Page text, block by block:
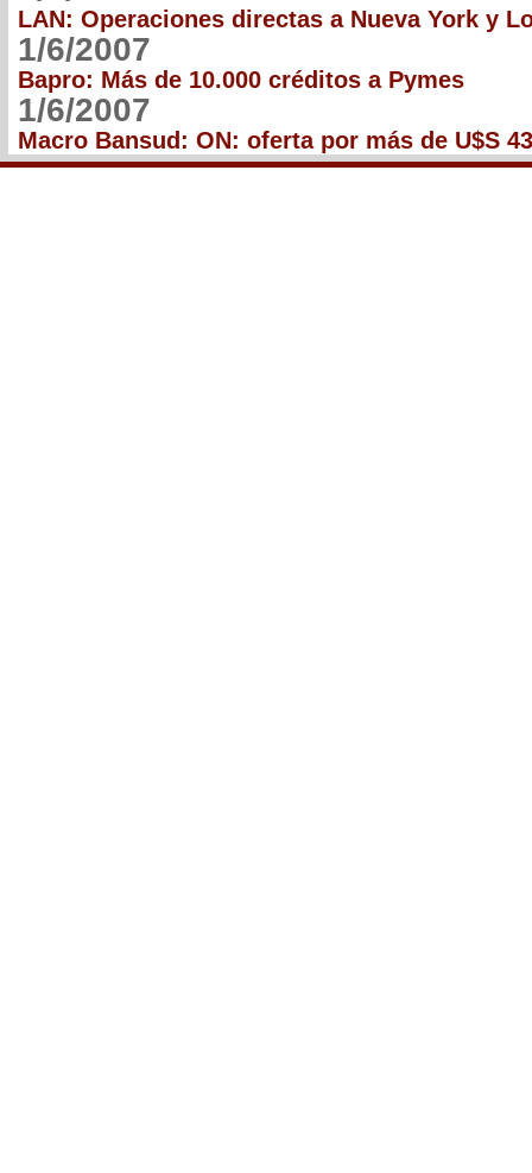
LAN: Operaciones directas a Nueva York y
1/6/2007
Bapro: Más de 10.000 créditos a Pymes
1/6/2007
Macro Bansud: ON: oferta por más de U$S